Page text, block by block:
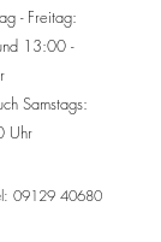
- Freitag:
13:00 -
Samstags:
Uhr
09129 40680